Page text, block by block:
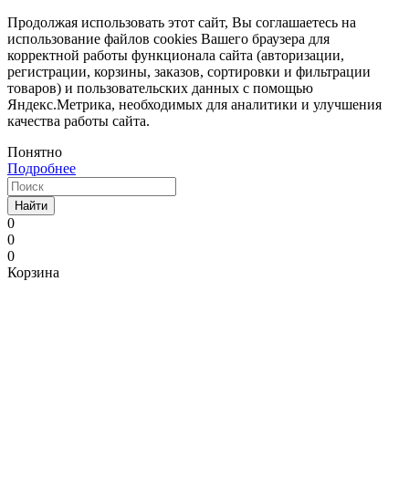
Продолжая использовать этот сайт, Вы соглашаетесь на
использование файлов cookies Вашего браузера для
корректной работы функционала сайта (авторизации,
регистрации, корзины, заказов, сортировки и фильтрации
товаров) и пользовательских данных с помощью
Яндекс.Метрика, необходимых для аналитики и улучшения
качества работы сайта.
Понятно
Подробнее
Найти
0
0
0
Корзина